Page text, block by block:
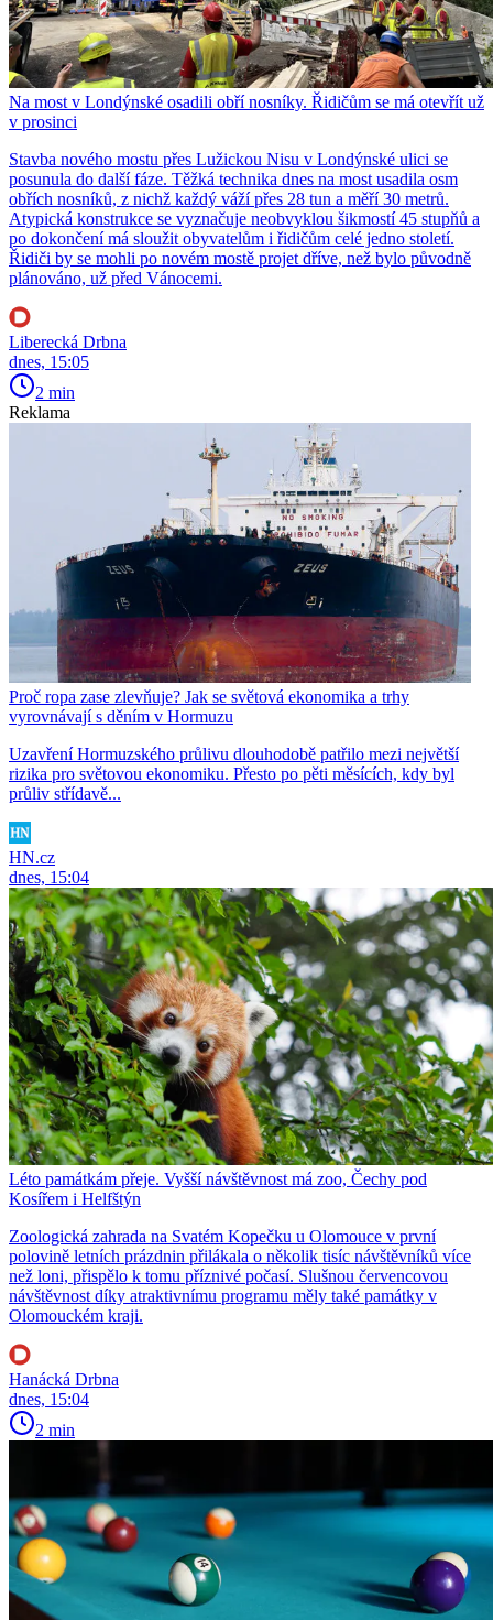
Na most v Londýnské osadili obří nosníky. Řidičům se má otevřít už
v prosinci
Stavba nového mostu přes Lužickou Nisu v Londýnské ulici se
posunula do další fáze. Těžká technika dnes na most usadila osm
obřích nosníků, z nichž každý váží přes 28 tun a měří 30 metrů.
Atypická konstrukce se vyznačuje neobvyklou šikmostí 45 stupňů a
po dokončení má sloužit obyvatelům i řidičům celé jedno století.
Řidiči by se mohli po novém mostě projet dříve, než bylo původně
plánováno, už před Vánocemi.
Liberecká Drbna
dnes, 15:05
2 min
Reklama
Proč ropa zase zlevňuje? Jak se světová ekonomika a trhy
vyrovnávají s děním v Hormuzu
Uzavření Hormuzského průlivu dlouhodobě patřilo mezi největší
rizika pro světovou ekonomiku. Přesto po pěti měsících, kdy byl
průliv střídavě...
HN.cz
dnes, 15:04
Léto památkám přeje. Vyšší návštěvnost má zoo, Čechy pod
Kosířem i Helfštýn
Zoologická zahrada na Svatém Kopečku u Olomouce v první
polovině letních prázdnin přilákala o několik tisíc návštěvníků více
než loni, přispělo k tomu příznivé počasí. Slušnou červencovou
návštěvnost díky atraktivnímu programu měly také památky v
Olomouckém kraji.
Hanácká Drbna
dnes, 15:04
2 min